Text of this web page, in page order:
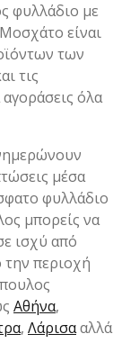
φυλλάδιο με
είναι
των
τις
αγοράσεις όλα
μέσα
φυλλάδιο
μπορείς να
ισχύ από
περιοχή
Αθήνα,
, Λάρισααλλά